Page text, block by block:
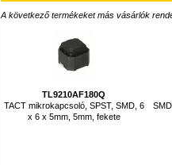
A következő termékeket más vásárlók
TL9210AF180Q
TACT mikrokapcsoló, SPST, SMD, 6
x 6 x 5mm, 5mm, fekete